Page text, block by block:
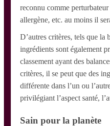
reconnu comme
allergène, etc. au moins il
D’autres critères, tels que la
ingrédients sont également
classement ayant des
critères, il se peut que des
différente dans l’un ou
privilégiant l’aspect santé,
Sain pour la planète